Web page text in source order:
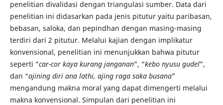
penelitian divalidasi dengan triangulasi sumber. Data dari
penelitian ini didasarkan pada jenis pitutur yaitu paribasan,
bebasan, saloka, dan pepindhan dengan masing-masing
terdiri dari 2 pitutur. Melalui kajian dengan implikatur
konvensional, penelitian ini menunjukkan bahwa pitutur
seperti “car-cor kaya kurang janganan”, “kebo nyusu gudel”,
dan “ajining diri ana lathi, ajing raga saka busana”
mengandung makna moral yang dapat dimengerti melalui
makna konvensional. Simpulan dari penelitian ini